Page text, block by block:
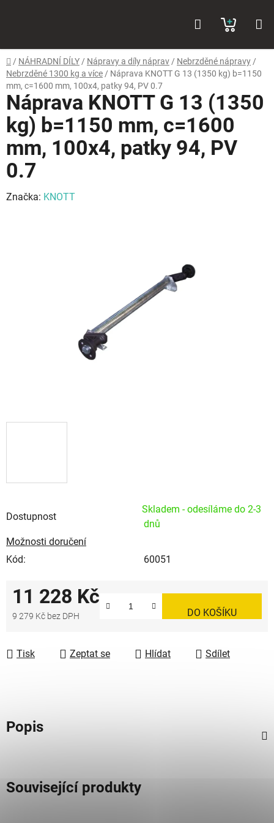
KOŠÍK
Domů
/ NÁHRADNÍ DÍLY / Nápravy a díly náprav / Nebrzděné nápravy /
Nebrzděné 1300 kg a více / Náprava KNOTT G 13 (1350 kg) b=1150
mm, c=1600 mm, 100x4, patky 94, PV 0.7
Dostupnost
Skladem - odesíláme do 2-3
dnů
Možnosti doručení
Kód:
60051
11 228 Kč
9 279 Kč bez DPH DO KOŠÍKU
Tisk Zeptat se Hlídat Sdílet
Náprava KNOTT G 13 (1350
kg) b=1150 mm, c=1600
mm, 100x4, patky 94, PV
0.7
Značka: KNOTT
Popis
Související produkty